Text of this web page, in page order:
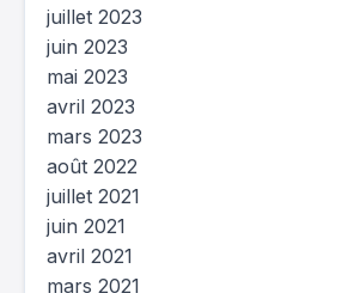
juillet 2023
juin 2023
mai 2023
avril 2023
mars 2023
août 2022
juillet 2021
juin 2021
avril 2021
mars 2021